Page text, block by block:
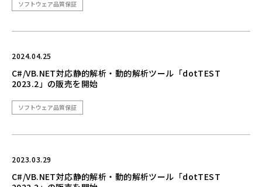
ソフトウェア品質保証
2024.04.25
C#/VB.NET対応静的解析・動的解析ツール「dotTEST
2023.2」の販売を開始
ソフトウェア品質保証
2023.03.29
C#/VB.NET対応静的解析・動的解析ツール「dotTEST